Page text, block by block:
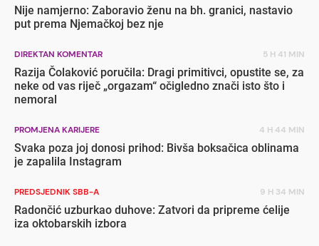
Nije namjerno: Zaboravio ženu na bh. granici, nastavio
put prema Njemačkoj bez nje
DIREKTAN KOMENTAR 5 H 41 MIN
Razija Čolaković poručila: Dragi primitivci, opustite se, za
neke od vas riječ „orgazam“ očigledno znači isto što i
nemoral
PROMJENA KARIJERE 4 H 44 MIN
Svaka poza joj donosi prihod: Bivša boksačica oblinama
je zapalila Instagram
PREDSJEDNIK SBB-A 9 H 34 MIN
Radončić uzburkao duhove: Zatvori da pripreme ćelije
iza oktobarskih izbora